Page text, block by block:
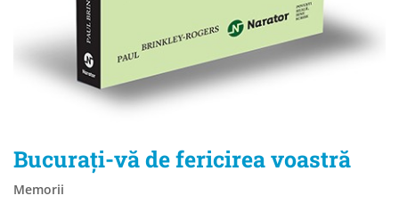
Bucurați-vă de fericirea voastră
Memorii